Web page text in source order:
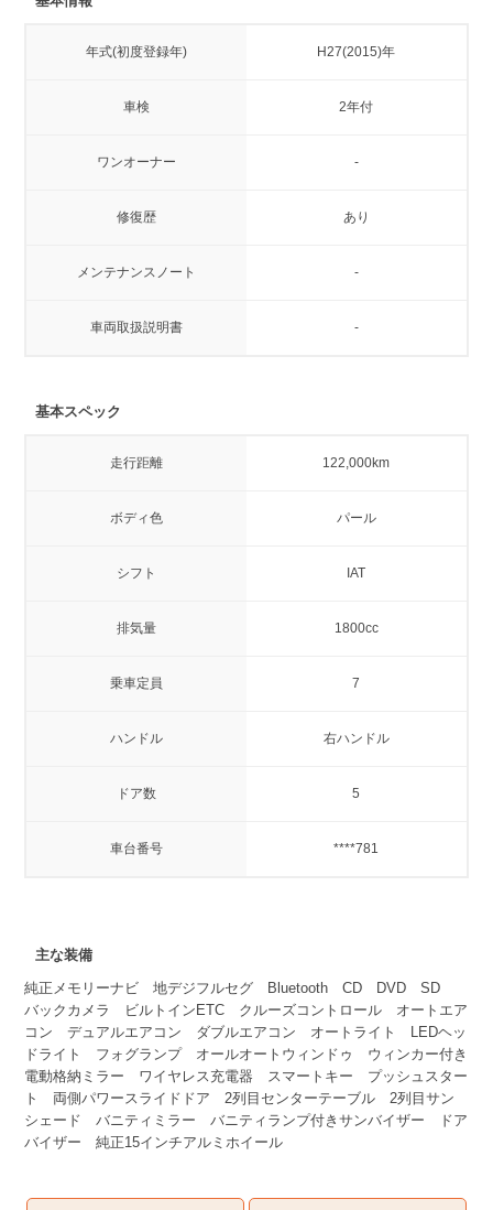
年式(初度登録年) H27(2015)年
車検 2年付
ワンオーナー -
修復歴 あり
メンテナンスノート -
車両取扱説明書 -
基本スペック
走行距離 122,000km
ボディ色 パール
シフト IAT
排気量 1800cc
乗車定員 7
ハンドル 右ハンドル
ドア数 5
車台番号 ****781
主な装備
純正メモリーナビ 地デジフルセグ Bluetooth CD DVD SD
バックカメラ ビルトインETC クルーズコントロール オートエア
コン デュアルエアコン ダブルエアコン オートライト LEDヘッ
ドライト フォグランプ オールオートウィンドゥ ウィンカー付き
電動格納ミラー ワイヤレス充電器 スマートキー プッシュスター
ト 両側パワースライドドア 2列目センターテーブル 2列目サン
シェード バニティミラー バニティランプ付きサンバイザー ドア
バイザー 純正15インチアルミホイール